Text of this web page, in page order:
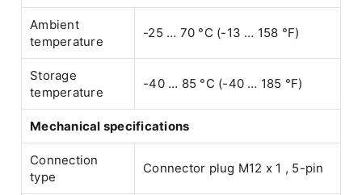
Ambient
temperature
-25 … 70 °C (-13 … 158 °F)
Storage
temperature
-40 … 85 °C (-40 … 185 °F)
Mechanical specifications
Connection
type
Connector plug M12 x 1 , 5-pin